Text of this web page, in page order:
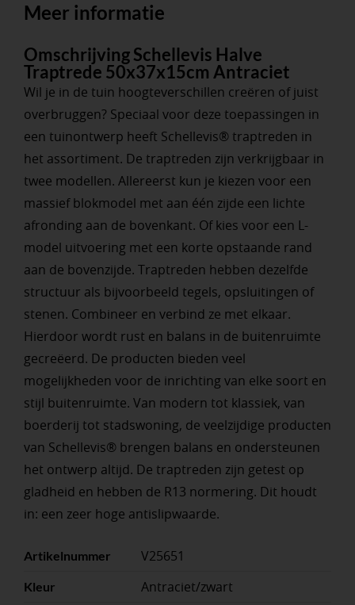
Meer informatie
Omschrijving Schellevis Halve
Traptrede 50x37x15cm Antraciet
Wil je in de tuin hoogteverschillen creëren of juist
overbruggen? Speciaal voor deze toepassingen in
een tuinontwerp heeft Schellevis® traptreden in
het assortiment. De traptreden zijn verkrijgbaar in
twee modellen. Allereerst kun je kiezen voor een
massief blokmodel met aan één zijde een lichte
afronding aan de bovenkant. Of kies voor een L-
model uitvoering met een korte opstaande rand
aan de bovenzijde. Traptreden hebben dezelfde
structuur als bijvoorbeeld tegels, opsluitingen of
stenen. Combineer en verbind ze met elkaar.
Hierdoor wordt rust en balans in de buitenruimte
gecreëerd. De producten bieden veel
mogelijkheden voor de inrichting van elke soort en
stijl buitenruimte. Van modern tot klassiek, van
boerderij tot stadswoning, de veelzijdige producten
van Schellevis® brengen balans en ondersteunen
het ontwerp altijd. De traptreden zijn getest op
gladheid en hebben de R13 normering. Dit houdt
in: een zeer hoge antislipwaarde.
Artikelnummer V25651
Kleur Antraciet/zwart